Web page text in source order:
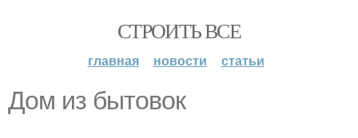
СТРОИТЬ ВСЕ
главная новости статьи
Дом из бытовок